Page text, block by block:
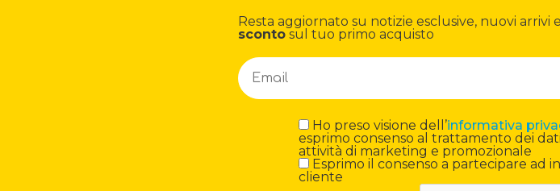
Resta aggiornato su notizie esclusive, nuovi arrivi
sconto sul tuo primo acquisto
Ho preso visione dell’informativa
esprimo consenso al trattamento dei
attività di marketing e promozionale
Esprimo il consenso a partecipare ad
cliente